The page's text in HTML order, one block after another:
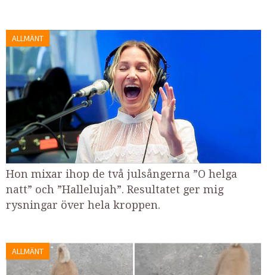
ALLMÄNT
Hon mixar ihop de två julsångerna ”O helga
natt” och ”Hallelujah”. Resultatet ger mig
rysningar över hela kroppen.
ALLMÄNT